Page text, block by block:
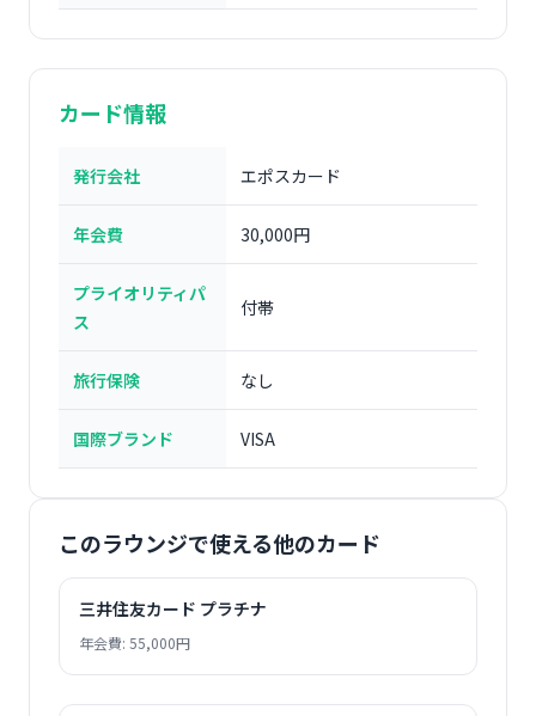
カード情報
発行会社 エポスカード
年会費 30,000円
プライオリティパ
ス
付帯
旅行保険 なし
国際ブランド VISA
このラウンジで使える他のカード
三井住友カード プラチナ
年会費: 55,000円